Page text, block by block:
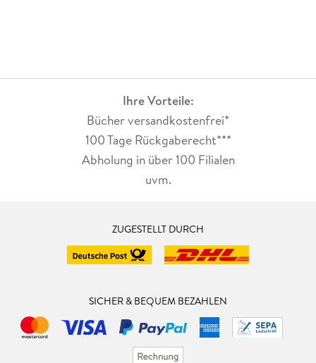
Ihre Vorteile:
Bücher versandkostenfrei*
100 Tage Rückgaberecht***
Abholung in über 100 Filialen
uvm.
ZUGESTELLT DURCH
SICHER & BEQUEM BEZAHLEN